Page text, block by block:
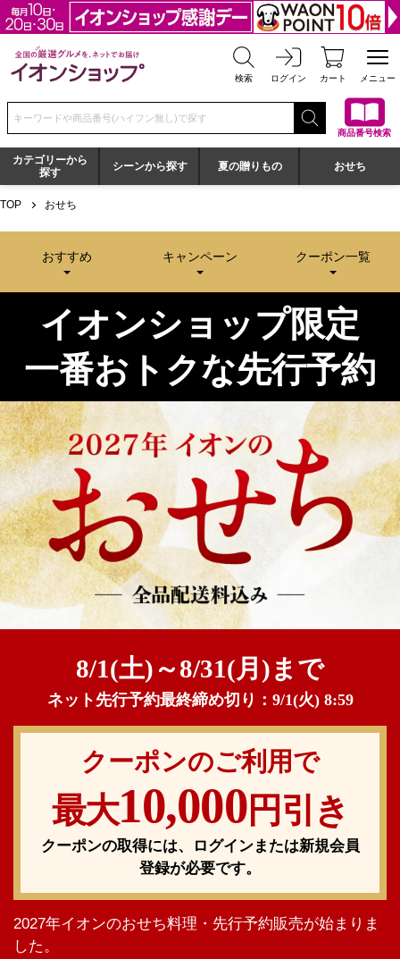
全国の厳選グルメを、ネットでお届け イオンショップ
検索 ログイン カート メニュー
検索キーワードまたは商品番号を入力してください
商品番号検索
カテゴリーから
探す
シーンから探す 夏の贈りもの おせち
TOP おせち
おすすめ キャンペーン クーポン一覧
イオンショップ限定
一番おトクな先行予約
8/1(土)～8/31(月)まで
ネット先行予約最終締め切り：9/1(火) 8:59
クーポンのご利用で
最大10,000円引き
クーポンの取得には、ログインまたは新規会員
登録が必要です。
2027年イオンのおせち料理・先行予約販売が始まりま
した。